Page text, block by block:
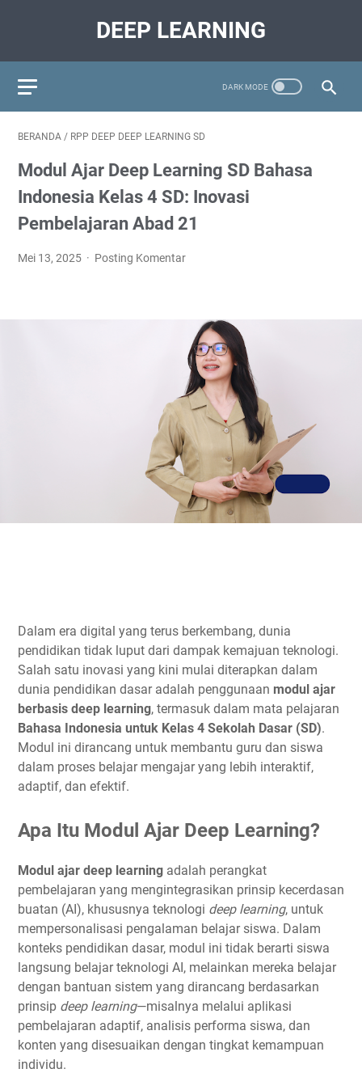
DEEP LEARNING
BERANDA / RPP DEEP DEEP LEARNING SD
Modul Ajar Deep Learning SD Bahasa
Indonesia Kelas 4 SD: Inovasi
Pembelajaran Abad 21
Mei 13, 2025 Posting Komentar
Dalam era digital yang terus berkembang, dunia
pendidikan tidak luput dari dampak kemajuan teknologi.
Salah satu inovasi yang kini mulai diterapkan dalam
dunia pendidikan dasar adalah penggunaan modul ajar
berbasis deep learning, termasuk dalam mata pelajaran
Bahasa Indonesia untuk Kelas 4 Sekolah Dasar (SD).
Modul ini dirancang untuk membantu guru dan siswa
dalam proses belajar mengajar yang lebih interaktif,
adaptif, dan efektif.
Apa Itu Modul Ajar Deep Learning?
Modul ajar deep learning adalah perangkat
pembelajaran yang mengintegrasikan prinsip kecerdasan
buatan (AI), khususnya teknologi deep learning, untuk
mempersonalisasi pengalaman belajar siswa. Dalam
konteks pendidikan dasar, modul ini tidak berarti siswa
langsung belajar teknologi AI, melainkan mereka belajar
dengan bantuan sistem yang dirancang berdasarkan
prinsip deep learning—misalnya melalui aplikasi
pembelajaran adaptif, analisis performa siswa, dan
konten yang disesuaikan dengan tingkat kemampuan
individu.